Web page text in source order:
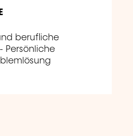
berufliche
Persönliche